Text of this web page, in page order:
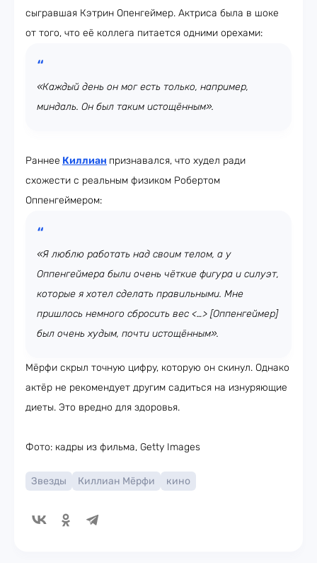
сыгравшая Кэтрин Опенгеймер. Актриса была в шоке
от того, что её коллега питается одними орехами:
«Каждый день он мог есть только, например,
миндаль. Он был таким истощённым».
Раннее Киллиан признавался, что худел ради
схожести с реальным физиком Робертом
Оппенгеймером:
«Я люблю работать над своим телом, а у
Оппенгеймера были очень чёткие фигура и силуэт,
которые я хотел сделать правильными. Мне
пришлось немного сбросить вес <…> [Оппенгеймер]
был очень худым, почти истощённым».
Мёрфи скрыл точную цифру, которую он скинул. Однако
актёр не рекомендует другим садиться на изнуряющие
диеты. Это вредно для здоровья.
Фото: кадры из фильма, Getty Images
Звезды Киллиан Мёрфи кино